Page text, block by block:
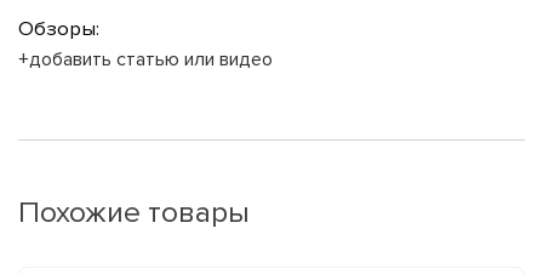
Обзоры:
+добавить статью или видео
Похожие товары